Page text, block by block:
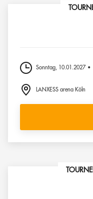
Sonntag, 10.01.2027
LANXESS arena Köln